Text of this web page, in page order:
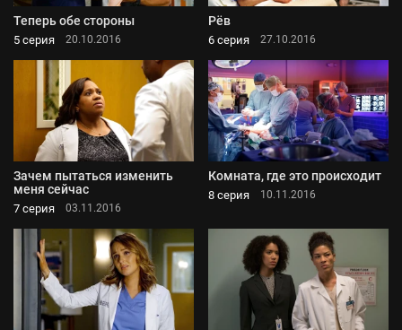
Теперь обе стороны
5 серия 20.10.2016
Рёв
6 серия 27.10.2016
Зачем пытаться изменить
меня сейчас
7 серия 03.11.2016
Комната, где это происходит
8 серия 10.11.2016